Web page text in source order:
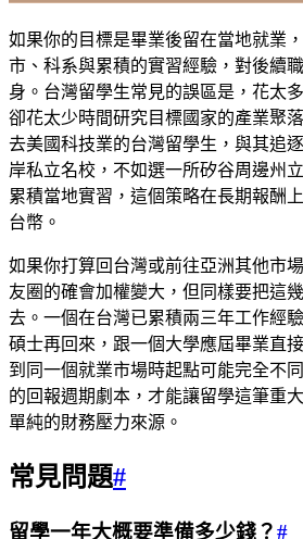
如果你的目標是畢業後留在當地就業
市、科系與累積的實習經驗，對後續
身。台灣留學生常見的誤區是，花太
卻花太少時間研究目標國家的產業聚
去美國科技業的台灣留學生，與其追
岸私立名校，不如選一所矽谷周邊州
累積當地實習，這個策略在長期報酬
台幣。
如果你打算回台灣或前往亞洲其他市
友圈的確會加權變大，但同樣要把這
去。一個在台灣已累積兩三年工作經
碩士再回來，跟一個大學應屆畢業直
到同一個就業市場時起點可能完全不
的回報週期劇本，才能讓留學這筆重
單純的財務壓力來源。
常見問題#
留學一年大概要準備多少錢？#